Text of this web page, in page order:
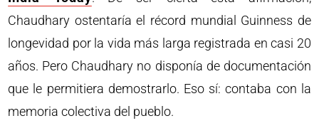
Chaudhary ostentaría el récord mundial Guinness de
longevidad por la vida más larga registrada en casi 20
años. Pero Chaudhary no disponía de documentación
que le permitiera demostrarlo. Eso sí: contaba con la
memoria colectiva del pueblo.